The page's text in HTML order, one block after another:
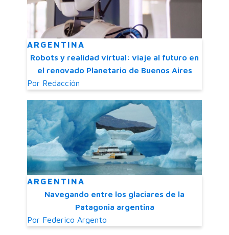
ARGENTINA
Robots y realidad virtual: viaje al futuro en
el renovado Planetario de Buenos Aires
Por Redacción
ARGENTINA
Navegando entre los glaciares de la
Patagonia argentina
Por Federico Argento